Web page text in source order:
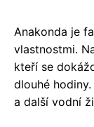
Anakonda je
vlastnostmi.
kteří se
dlouhé
a další vodní